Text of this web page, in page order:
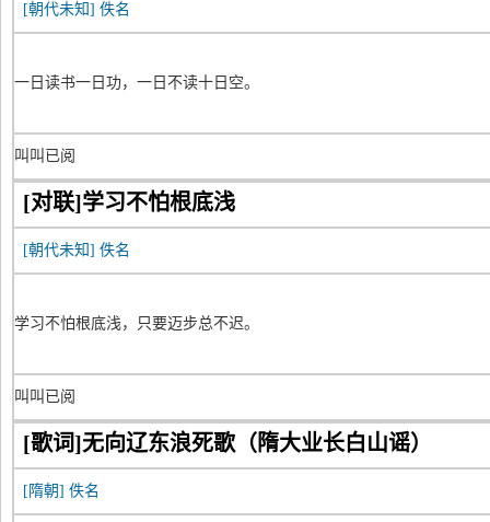
[朝代未知] 佚名
一日读书一日功，一日不读十日空。
叫叫已阅
[对联]学习不怕根底浅
[朝代未知] 佚名
学习不怕根底浅，只要迈步总不迟。
叫叫已阅
[歌词]无向辽东浪死歌（隋大业长白山谣）
[隋朝] 佚名